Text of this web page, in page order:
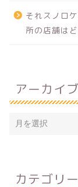
それスノロ
所の店舗は
アーカイブ
カテゴリー